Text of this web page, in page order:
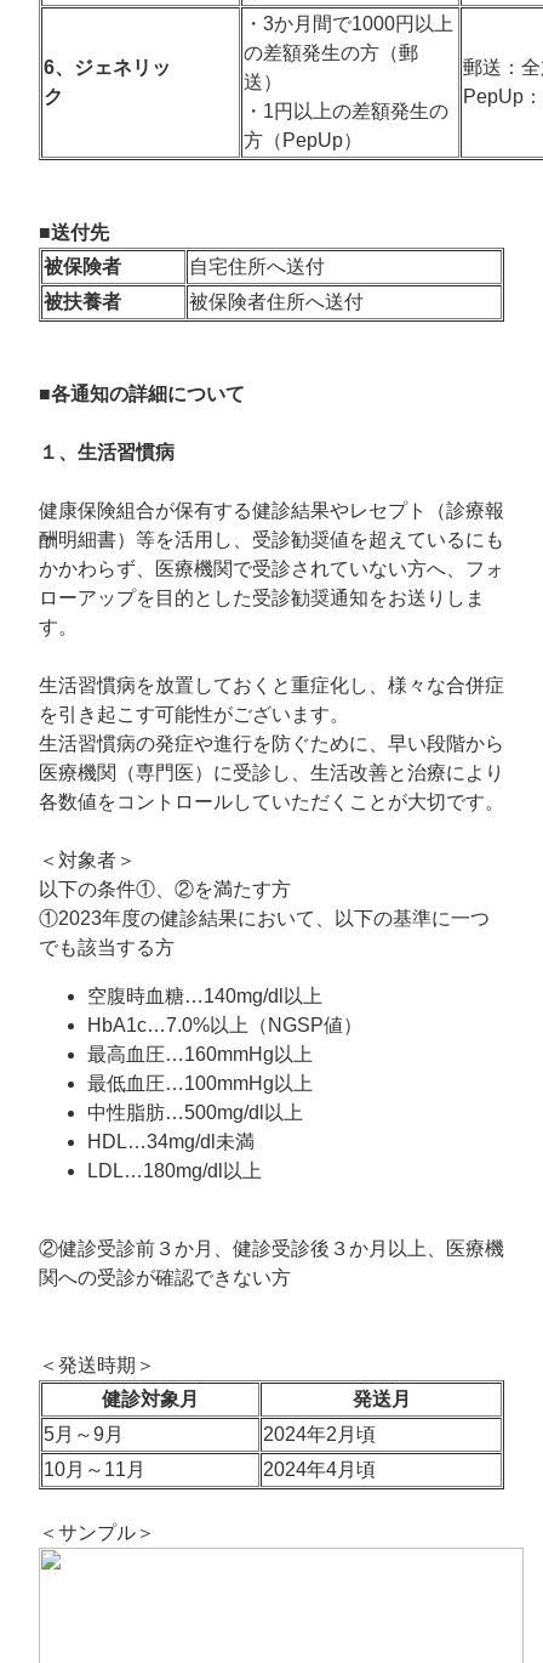
6、ジェネリッ
ク
・3か月間で1000円以上
の差額発生の方（郵
送）
・1円以上の差額発生の
方（PepUp）
郵送：
PepUp
■送付先
被保険者
自宅住所へ送付
被扶養者
被保険者住所へ送付
■各通知の詳細について
１、生活習慣病
健康保険組合が保有する健診結果やレセプト（診療報
酬明細書）等を活用し、受診勧奨値を超えているにも
かかわらず、医療機関で受診されていない方へ、フォ
ローアップを目的とした受診勧奨通知をお送りしま
す。
生活習慣病を放置しておくと重症化し、様々な合併症
を引き起こす可能性がございます。
生活習慣病の発症や進行を防ぐために、早い段階から
医療機関（専門医）に受診し、生活改善と治療により
各数値をコントロールしていただくことが大切です。
＜対象者＞
以下の条件①、②を満たす方
①2023年度の健診結果において、以下の基準に一つ
でも該当する方
空腹時血糖…140mg/dl以上
HbA1c…7.0%以上（NGSP値）
最高血圧…160mmHg以上
最低血圧…100mmHg以上
中性脂肪…500mg/dl以上
HDL…34mg/dl未満
LDL…180mg/dl以上
②健診受診前３か月、健診受診後３か月以上、医療機
関への受診が確認できない方
＜発送時期＞
健診対象月
発送月
5月～9月
2024年2月頃
10月～11月
2024年4月頃
＜サンプル＞